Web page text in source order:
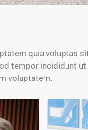
quia voluptas
tempor incididunt
voluptatem.